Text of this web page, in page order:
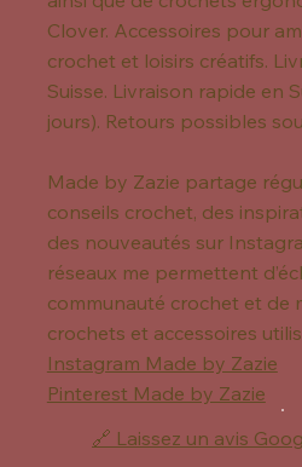
Clover. Accessoires pour
crochet et loisirs créatifs.
Suisse. Livraison rapide en
jours). Retours possibles
Made by Zazie partage
conseils crochet, des
des nouveautés sur
réseaux me permettent
communauté crochet et de
crochets et accessoires
Instagram Made by Zazie
Pinterest Made by Zazie
🔗 Laissez un avis